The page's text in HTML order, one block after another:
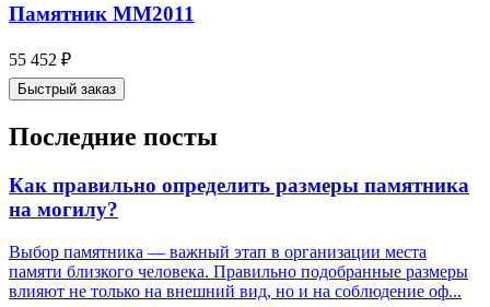
Памятник ММ2011
55 452 ₽
Быстрый заказ
Последние посты
Как правильно определить размеры памятника
на могилу?
Выбор памятника — важный этап в организации места
памяти близкого человека. Правильно подобранные размеры
влияют не только на внешний вид, но и на соблюдение оф...